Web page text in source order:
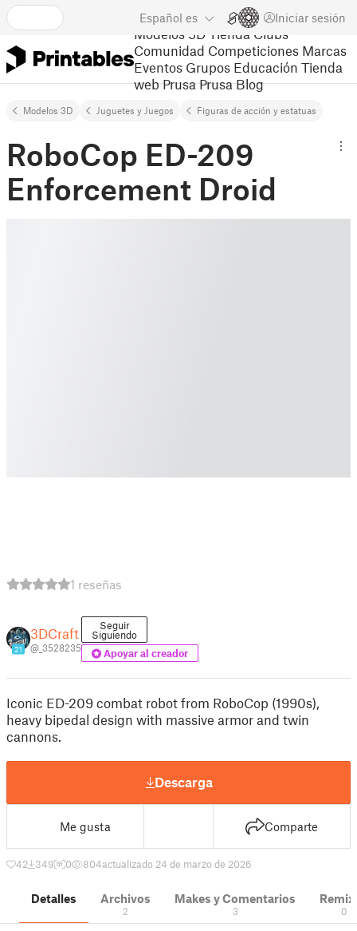
Español es Iniciar sesión
Modelos 3D Tienda Clubs
Comunidad Competiciones Marcas
Eventos Grupos Educación Tienda
web Prusa Prusa Blog
Modelos 3D Juguetes y Juegos Figuras de acción y estatuas
RoboCop ED-209
Enforcement Droid
1 reseñas
21
3DCraft
@_3528235
Seguir
Siguiendo
Apoyar al creador
Iconic ED-209 combat robot from RoboCop (1990s),
heavy bipedal design with massive armor and twin
cannons.
Descarga
Me gusta Comparte
42 349 0 804actualizado 24 de marzo de 2026
Detalles Archivos
2
Makes y Comentarios
3 0